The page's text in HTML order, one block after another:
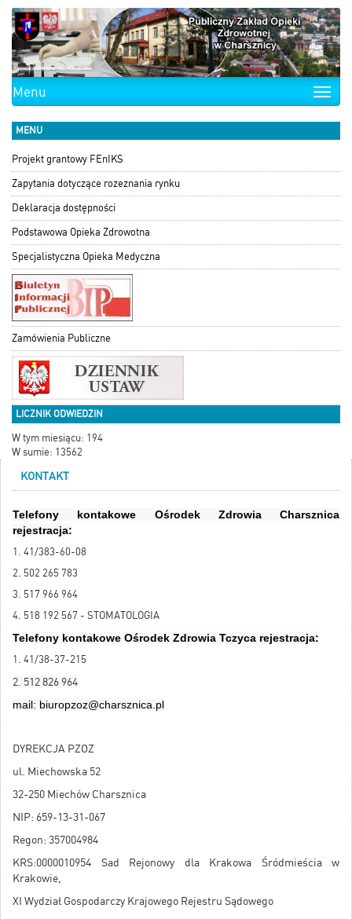
Toggle
Menu
MENU
Projekt grantowy FEnIKS
Zapytania dotyczące rozeznania rynku
Deklaracja dostępności
Podstawowa Opieka Zdrowotna
Specjalistyczna Opieka Medyczna
Zamówienia Publiczne
LICZNIK ODWIEDZIN
W tym miesiącu: 194
W sumie: 13562
KONTAKT
Telefony kontakowe Ośrodek Zdrowia Charsznica
rejestracja:
1. 41/383-60-08
2. 502 265 783
3. 517 966 964
4. 518 192 567 - STOMATOLOGIA
Telefony kontakowe Ośrodek Zdrowia Tczyca rejestracja:
1. 41/38-37-215
2. 512 826 964
mail: biuropzoz@charsznica.pl
DYREKCJA PZOZ
ul. Miechowska 52
32-250 Miechów Charsznica
NIP: 659-13-31-067
Regon: 357004984
KRS:0000010954 Sad Rejonowy dla Krakowa Śródmieścia w
Krakowie,
XI Wydział Gospodarczy Krajowego Rejestru Sądowego